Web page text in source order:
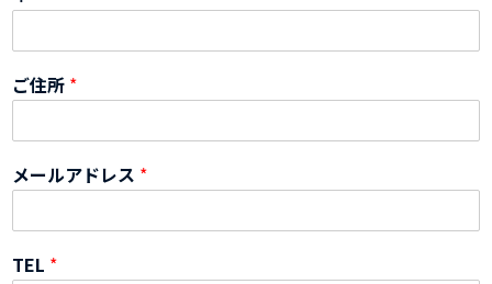
ご住所 *
メールアドレス *
TEL *